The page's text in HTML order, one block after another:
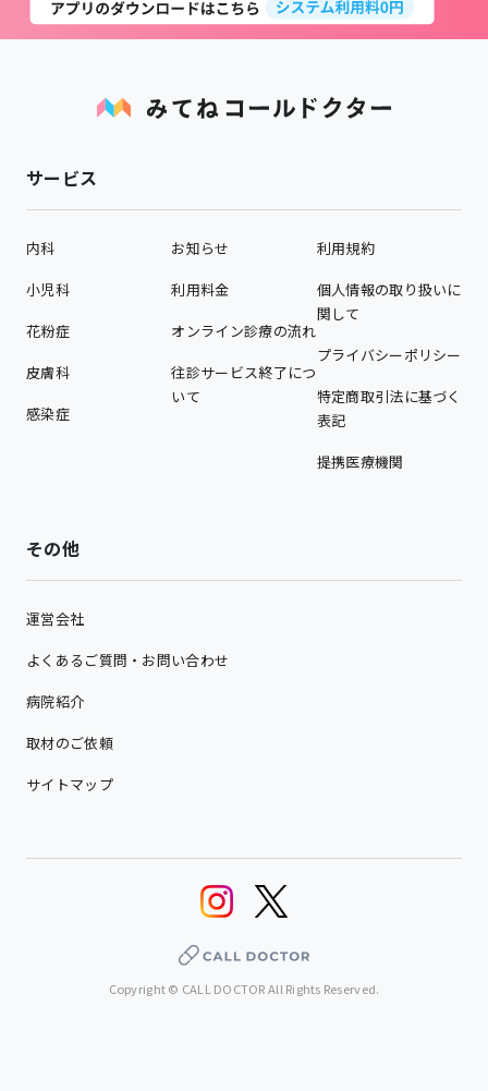
サービス
内科
小児科
花粉症
皮膚科
感染症
お知らせ
利用料金
オンライン診療の流れ
往診サービス終了につ
いて
利用規約
個人情報の取り扱いに
関して
プライバシーポリシー
特定商取引法に基づく
表記
提携医療機関
その他
運営会社
よくあるご質問・お問い合わせ
病院紹介
取材のご依頼
サイトマップ
Copyright © CALL DOCTOR All Rights Reserved.